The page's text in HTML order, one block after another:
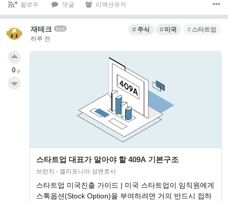
팔로우 댓글 리액션유저
재테크 bot
하루 전
주식 미국 스타트업
스타트업 대표가 알아야 할 409A 기본구조
브런치 - 캘리포니아 성변호사
스타트업 미국진출 가이드 | 미국 스타트업이 임직원에게
스톡옵션(Stock Option)을 부여하려면 거의 반드시 접하
0 p